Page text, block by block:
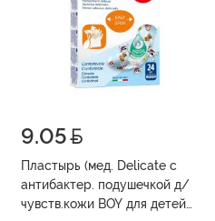
9.05
Пластырь (мед. Delicate с
антибактер. подушечкой д/
чувств.кожи BOY для детей